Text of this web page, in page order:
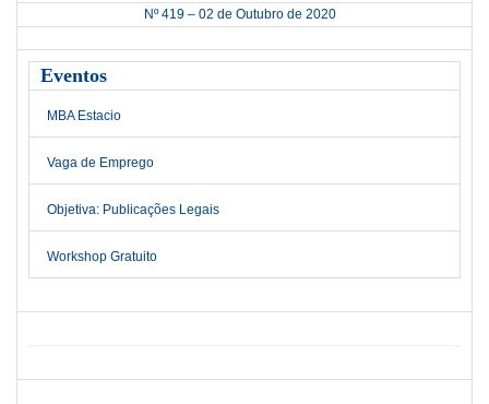
Nº 419 – 02 de Outubro de 2020
Eventos
MBA Estacio
Vaga de Emprego
Objetiva: Publicações Legais
Workshop Gratuito